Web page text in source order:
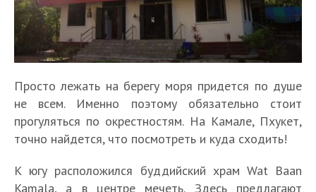
Просто лежать на берегу моря придется по душе
не всем. Именно поэтому обязательно стоит
прогуляться по окрестностям. На Камале, Пхукет,
точно найдется, что посмотреть и куда сходить!
К югу расположился буддийский храм Wat Baan
Kamala, а в центре мечеть. Здесь предлагают